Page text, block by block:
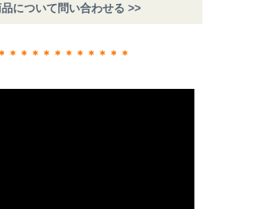
について問い合わせる >>
＊＊＊＊＊＊＊＊＊＊＊